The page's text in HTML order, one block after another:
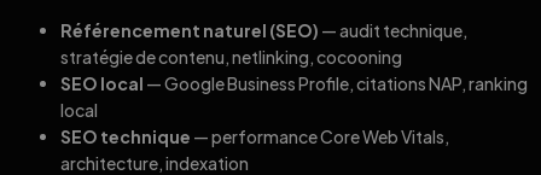
Référencement naturel (SEO) — audit technique,
stratégie de contenu, netlinking, cocooning
SEO local — Google Business Profile, citations NAP, ranking
local
SEO technique — performance Core Web Vitals,
architecture, indexation